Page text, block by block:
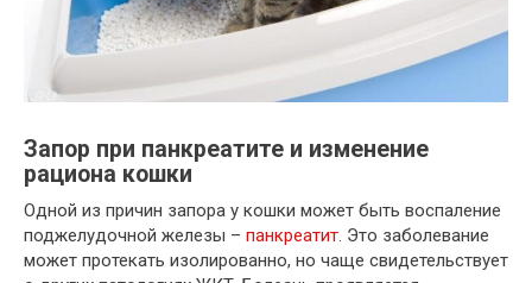
Запор при панкреатите и изменение
рациона кошки
Одной из причин запора у кошки может быть воспаление
поджелудочной железы – панкреатит. Это заболевание
может протекать изолированно, но чаще свидетельствует